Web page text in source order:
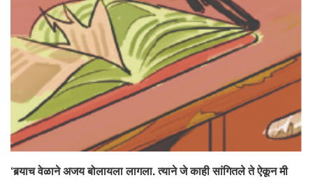
‘बर्‍याच वेळाने अजय बोलायला लागला. त्याने जे काही सांगितले ते ऐकून मी